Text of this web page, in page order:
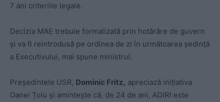
7 ani criteriile legale.
Decizia MAE trebuie formalizată prin hotărâre de guvern
şi va fi reintrodusă pe ordinea de zi în următoarea şedinţă
a Executivului, mai spune ministrul.
Președintele USR, Dominic Fritz, apreciază inițiativa
Oanei Țoiu și amintește că, de 24 de ani, ADIRI este